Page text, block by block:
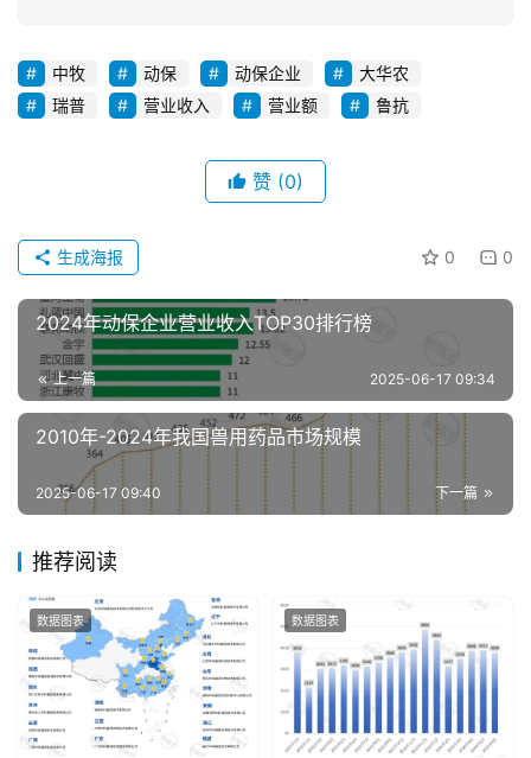
首
页
新
闻
分
析
报
告
据
图
表
今
日
中牧 动保 动保企业
大华农
瑞普
营业收入 营业额 鲁抗
赞 (0)
0 0
生成海报
2024年动保企业营业收入TOP30排行榜
上一篇 2025-06-17 09:34
2010年-2024年我国兽用药品市场规模
下一篇
2025-06-17 09:40
推荐阅读
数据图表 数据图表